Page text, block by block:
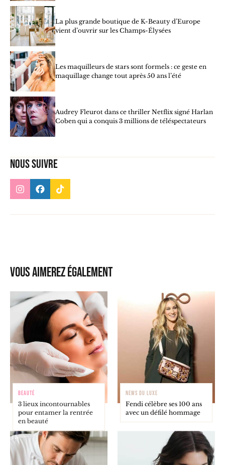
La plus grande boutique de K-Beauty d’Europe
vient d’ouvrir sur les Champs-Élysées
Les maquilleurs de stars sont formels : ce geste en
maquillage change tout après 50 ans l’été
Audrey Fleurot dans ce thriller Netflix signé Harlan
Coben qui a conquis 3 millions de téléspectateurs
Nous suivre
Vous aimerez également
BEAUTÉ
3 lieux incontournables
pour entamer la rentrée
en beauté
NEWS DU LUXE
Fendi célèbre ses 100 ans
avec un défilé hommage